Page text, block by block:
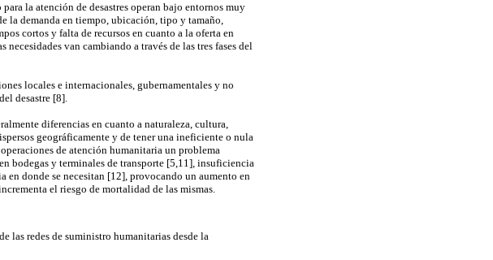
la atención de desastres operan bajo entornos muy
la demanda en tiempo, ubicación, tipo y tamaño,
cortos y falta de recursos en cuanto a la oferta en
van cambiando a través de las tres fases del
locales e internacionales, gubernamentales y no
desastre [8].
diferencias en cuanto a naturaleza, cultura,
geográficamente y de tener una ineficiente o nula
de atención humanitaria un problema
bodegas y terminales de transporte [5,11], insuficiencia
en donde se necesitan [12], provocando un aumento en
el riesgo de mortalidad de las mismas.
las redes de suministro humanitarias desde la